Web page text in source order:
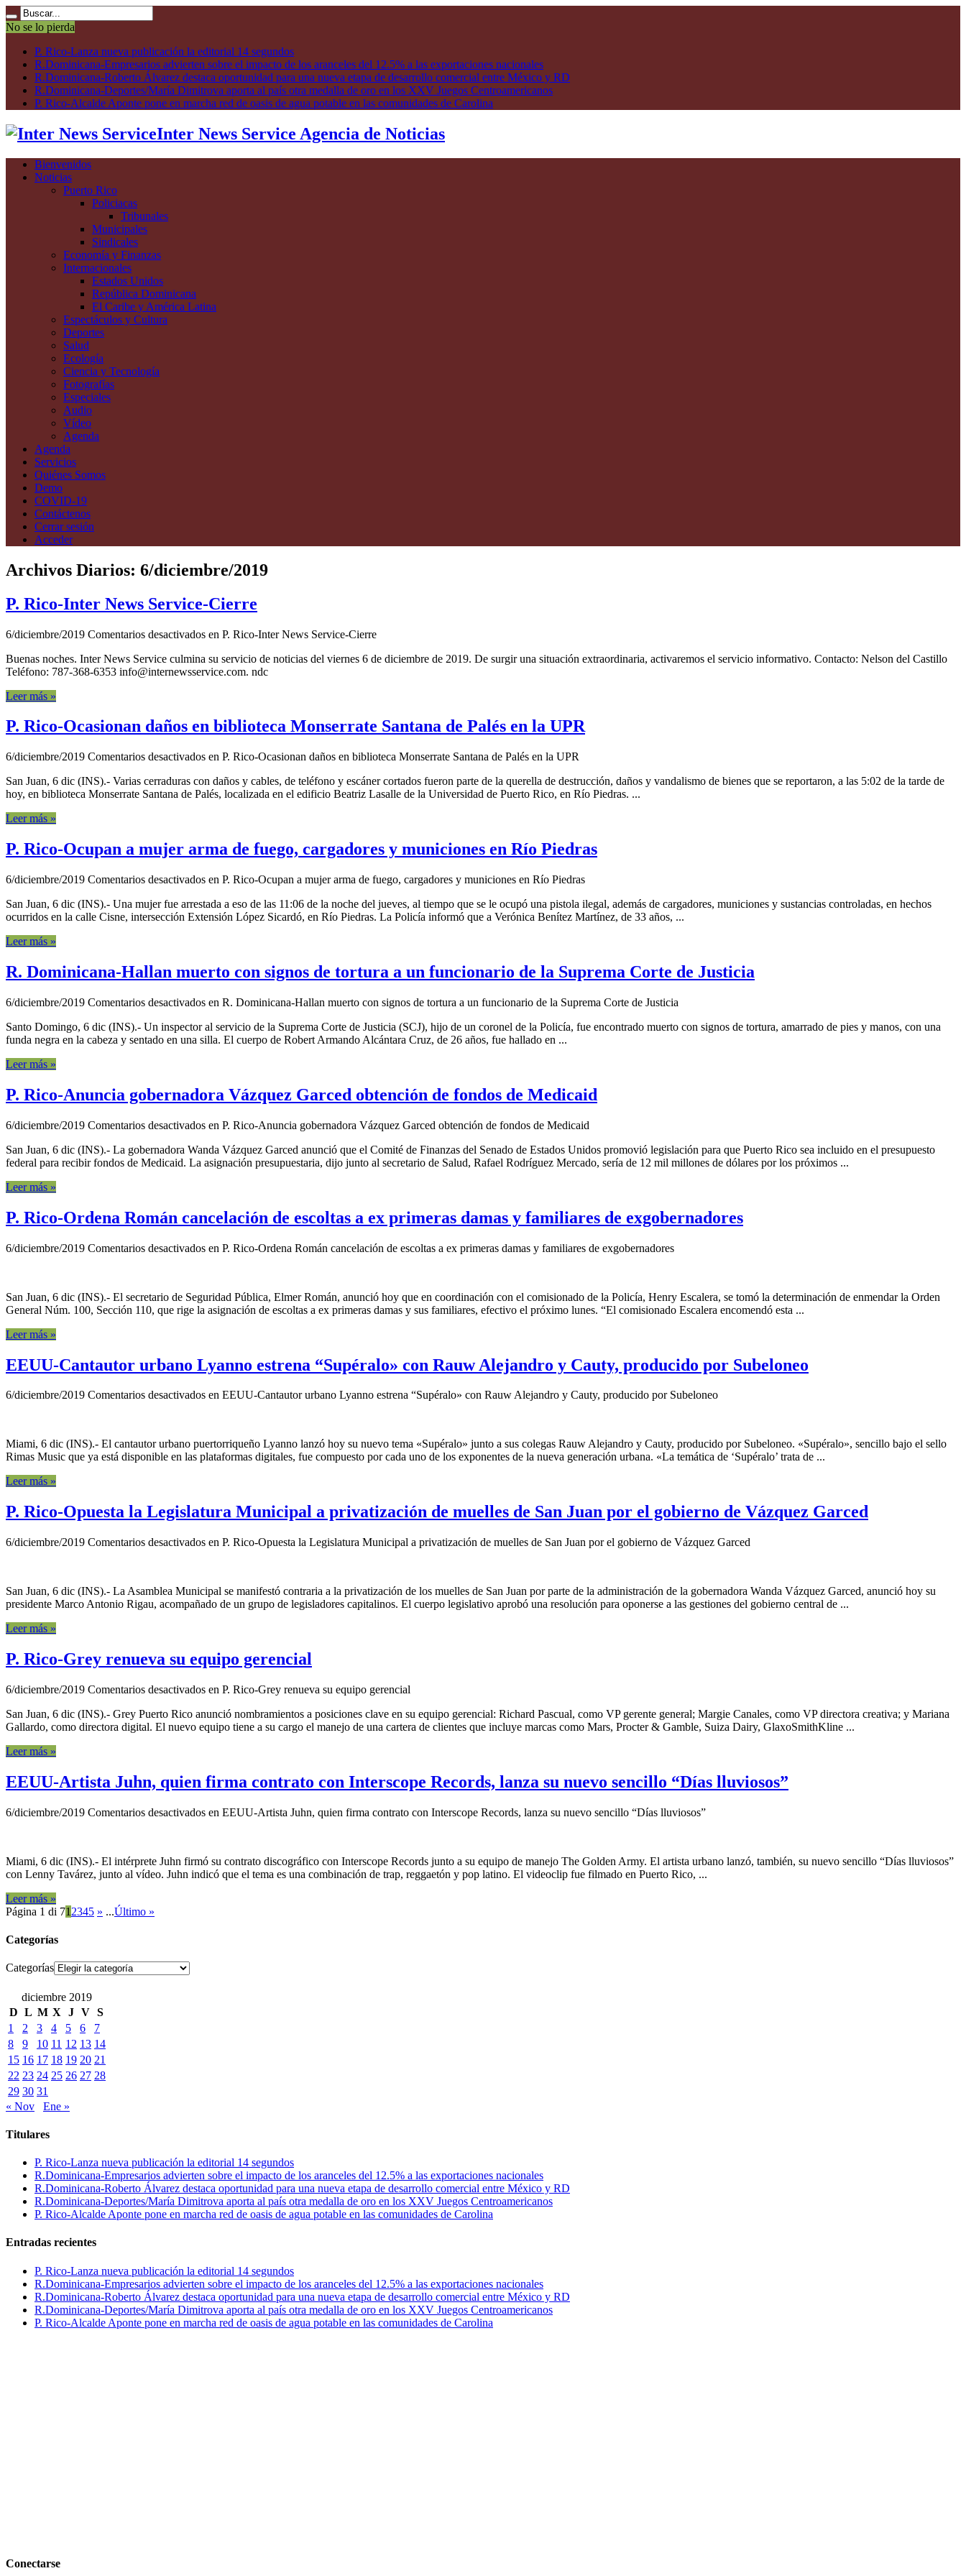
No se lo pierda
P. Rico-Lanza nueva publicación la editorial 14 segundos
R.Dominicana-Empresarios advierten sobre el impacto de los aranceles del 12.5% a las exportaciones nacionales
R.Dominicana-Roberto Álvarez destaca oportunidad para una nueva etapa de desarrollo comercial entre México y RD
R.Dominicana-Deportes/María Dimitrova aporta al país otra medalla de oro en los XXV Juegos Centroamericanos
P. Rico-Alcalde Aponte pone en marcha red de oasis de agua potable en las comunidades de Carolina
Inter News Service Agencia de Noticias
Bienvenidos
Noticias
Puerto Rico
Policiacas
Tribunales
Municipales
Sindicales
Economía y Finanzas
Internacionales
Estados Unidos
República Dominicana
El Caribe y América Latina
Espectáculos y Cultura
Deportes
Salud
Ecología
Ciencia y Tecnología
Fotografías
Especiales
Audio
Vídeo
Agenda
Agenda
Servicios
Quiénes Somos
Demo
COVID-19
Contáctenos
Cerrar sesión
Acceder
Archivos Diarios: 6/diciembre/2019
P. Rico-Inter News Service-Cierre
6/diciembre/2019 Comentarios desactivados en P. Rico-Inter News Service-Cierre
Buenas noches. Inter News Service culmina su servicio de noticias del viernes 6 de diciembre de 2019. De surgir una situación extraordinaria, activaremos el servicio informativo. Contacto: Nelson del Castillo
Teléfono: 787-368-6353 info@internewsservice.com. ndc
Leer más »
P. Rico-Ocasionan daños en biblioteca Monserrate Santana de Palés en la UPR
6/diciembre/2019 Comentarios desactivados en P. Rico-Ocasionan daños en biblioteca Monserrate Santana de Palés en la UPR
San Juan, 6 dic (INS).- Varias cerraduras con daños y cables, de teléfono y escáner cortados fueron parte de la querella de destrucción, daños y vandalismo de bienes que se reportaron, a las 5:02 de la tarde de
hoy, en biblioteca Monserrate Santana de Palés, localizada en el edificio Beatriz Lasalle de la Universidad de Puerto Rico, en Río Piedras. ...
Leer más »
P. Rico-Ocupan a mujer arma de fuego, cargadores y municiones en Río Piedras
6/diciembre/2019 Comentarios desactivados en P. Rico-Ocupan a mujer arma de fuego, cargadores y municiones en Río Piedras
San Juan, 6 dic (INS).- Una mujer fue arrestada a eso de las 11:06 de la noche del jueves, al tiempo que se le ocupó una pistola ilegal, además de cargadores, municiones y sustancias controladas, en hechos
ocurridos en la calle Cisne, intersección Extensión López Sicardó, en Río Piedras. La Policía informó que a Verónica Benítez Martínez, de 33 años, ...
Leer más »
R. Dominicana-Hallan muerto con signos de tortura a un funcionario de la Suprema Corte de Justicia
6/diciembre/2019 Comentarios desactivados en R. Dominicana-Hallan muerto con signos de tortura a un funcionario de la Suprema Corte de Justicia
Santo Domingo, 6 dic (INS).- Un inspector al servicio de la Suprema Corte de Justicia (SCJ), hijo de un coronel de la Policía, fue encontrado muerto con signos de tortura, amarrado de pies y manos, con una
funda negra en la cabeza y sentado en una silla. El cuerpo de Robert Armando Alcántara Cruz, de 26 años, fue hallado en ...
Leer más »
P. Rico-Anuncia gobernadora Vázquez Garced obtención de fondos de Medicaid
6/diciembre/2019 Comentarios desactivados en P. Rico-Anuncia gobernadora Vázquez Garced obtención de fondos de Medicaid
San Juan, 6 dic (INS).- La gobernadora Wanda Vázquez Garced anunció que el Comité de Finanzas del Senado de Estados Unidos promovió legislación para que Puerto Rico sea incluido en el presupuesto
federal para recibir fondos de Medicaid. La asignación presupuestaria, dijo junto al secretario de Salud, Rafael Rodríguez Mercado, sería de 12 mil millones de dólares por los próximos ...
Leer más »
P. Rico-Ordena Román cancelación de escoltas a ex primeras damas y familiares de exgobernadores
6/diciembre/2019 Comentarios desactivados en P. Rico-Ordena Román cancelación de escoltas a ex primeras damas y familiares de exgobernadores
San Juan, 6 dic (INS).- El secretario de Seguridad Pública, Elmer Román, anunció hoy que en coordinación con el comisionado de la Policía, Henry Escalera, se tomó la determinación de enmendar la Orden
General Núm. 100, Sección 110, que rige la asignación de escoltas a ex primeras damas y sus familiares, efectivo el próximo lunes. “El comisionado Escalera encomendó esta ...
Leer más »
EEUU-Cantautor urbano Lyanno estrena “Supéralo» con Rauw Alejandro y Cauty, producido por Subeloneo
6/diciembre/2019 Comentarios desactivados en EEUU-Cantautor urbano Lyanno estrena “Supéralo» con Rauw Alejandro y Cauty, producido por Subeloneo
Miami, 6 dic (INS).- El cantautor urbano puertorriqueño Lyanno lanzó hoy su nuevo tema «Supéralo» junto a sus colegas Rauw Alejandro y Cauty, producido por Subeloneo. «Supéralo», sencillo bajo el sello
Rimas Music que ya está disponible en las plataformas digitales, fue compuesto por cada uno de los exponentes de la nueva generación urbana. «La temática de ‘Supéralo’ trata de ...
Leer más »
P. Rico-Opuesta la Legislatura Municipal a privatización de muelles de San Juan por el gobierno de Vázquez Garced
6/diciembre/2019 Comentarios desactivados en P. Rico-Opuesta la Legislatura Municipal a privatización de muelles de San Juan por el gobierno de Vázquez Garced
San Juan, 6 dic (INS).- La Asamblea Municipal se manifestó contraria a la privatización de los muelles de San Juan por parte de la administración de la gobernadora Wanda Vázquez Garced, anunció hoy su
presidente Marco Antonio Rigau, acompañado de un grupo de legisladores capitalinos. El cuerpo legislativo aprobó una resolución para oponerse a las gestiones del gobierno central de ...
Leer más »
P. Rico-Grey renueva su equipo gerencial
6/diciembre/2019 Comentarios desactivados en P. Rico-Grey renueva su equipo gerencial
San Juan, 6 dic (INS).- Grey Puerto Rico anunció nombramientos a posiciones clave en su equipo gerencial: Richard Pascual, como VP gerente general; Margie Canales, como VP directora creativa; y Mariana
Gallardo, como directora digital. El nuevo equipo tiene a su cargo el manejo de una cartera de clientes que incluye marcas como Mars, Procter & Gamble, Suiza Dairy, GlaxoSmithKline ...
Leer más »
EEUU-Artista Juhn, quien firma contrato con Interscope Records, lanza su nuevo sencillo “Días lluviosos”
6/diciembre/2019 Comentarios desactivados en EEUU-Artista Juhn, quien firma contrato con Interscope Records, lanza su nuevo sencillo “Días lluviosos”
Miami, 6 dic (INS).- El intérprete Juhn firmó su contrato discográfico con Interscope Records junto a su equipo de manejo The Golden Army. El artista urbano lanzó, también, su nuevo sencillo “Días lluviosos”
con Lenny Tavárez, junto al vídeo. Juhn indicó que el tema es una combinación de trap, reggaetón y pop latino. El videoclip fue filmado en Puerto Rico, ...
Leer más »
Página 1 di 71 2345 » ...Último »
Categorías
Categorías
diciembre 2019
D L M X J V S
1
2 3 4 5 6
7
8
9 10 11 12 13 14
15 16 17 18 19 20 21
22 23 24 25 26 27 28
29 30 31
« Nov
Ene »
Titulares
P. Rico-Lanza nueva publicación la editorial 14 segundos
R.Dominicana-Empresarios advierten sobre el impacto de los aranceles del 12.5% a las exportaciones nacionales
R.Dominicana-Roberto Álvarez destaca oportunidad para una nueva etapa de desarrollo comercial entre México y RD
R.Dominicana-Deportes/María Dimitrova aporta al país otra medalla de oro en los XXV Juegos Centroamericanos
P. Rico-Alcalde Aponte pone en marcha red de oasis de agua potable en las comunidades de Carolina
Entradas recientes
P. Rico-Lanza nueva publicación la editorial 14 segundos
R.Dominicana-Empresarios advierten sobre el impacto de los aranceles del 12.5% a las exportaciones nacionales
R.Dominicana-Roberto Álvarez destaca oportunidad para una nueva etapa de desarrollo comercial entre México y RD
R.Dominicana-Deportes/María Dimitrova aporta al país otra medalla de oro en los XXV Juegos Centroamericanos
P. Rico-Alcalde Aponte pone en marcha red de oasis de agua potable en las comunidades de Carolina
Conectarse